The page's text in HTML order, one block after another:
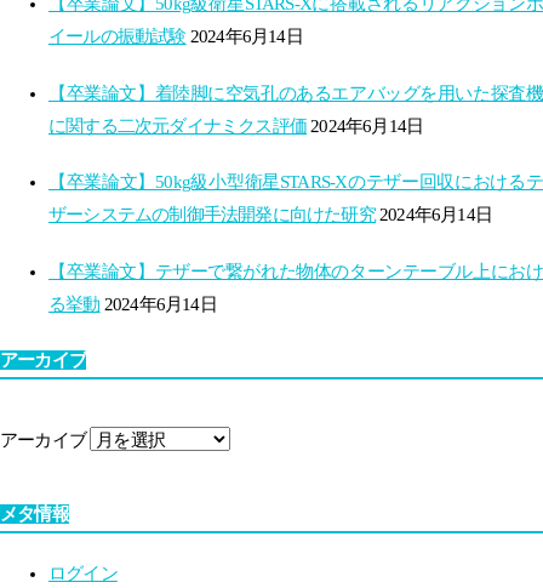
イールの振動試験 2024年6月14日
【卒業論文】着陸脚に空気孔のあるエアバッグを用いた探査機
に関する二次元ダイナミクス評価 2024年6月14日
【卒業論文】50kg級小型衛星STARS-Xのテザー回収におけるテ
ザーシステムの制御手法開発に向けた研究 2024年6月14日
【卒業論文】テザーで繋がれた物体のターンテーブル上におけ
る挙動 2024年6月14日
アーカイブ
アーカイブ
メタ情報
ログイン